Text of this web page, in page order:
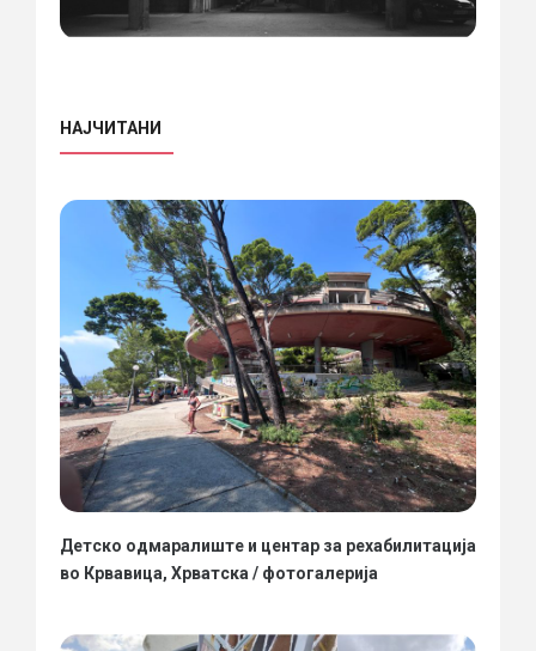
НАЈЧИТАНИ
Детско одмаралиште и центар за рехабилитација
во Крвавица, Хрватска / фотогалерија